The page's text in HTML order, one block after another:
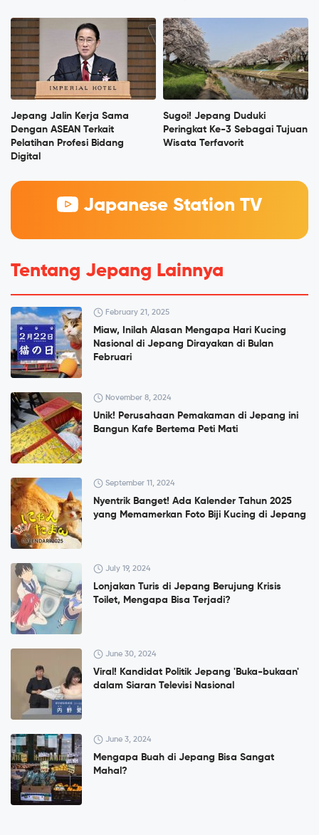
Jepang Jalin Kerja Sama
Dengan ASEAN Terkait
Pelatihan Profesi Bidang
Digital
Sugoi! Jepang Duduki
Peringkat Ke-3 Sebagai Tujuan
Wisata Terfavorit
Japanese Station TV
Tentang Jepang Lainnya
February 21, 2025
Miaw, Inilah Alasan Mengapa Hari Kucing
Nasional di Jepang Dirayakan di Bulan
Februari
November 8, 2024
Unik! Perusahaan Pemakaman di Jepang ini
Bangun Kafe Bertema Peti Mati
September 11, 2024
Nyentrik Banget! Ada Kalender Tahun 2025
yang Memamerkan Foto Biji Kucing di Jepang
July 19, 2024
Lonjakan Turis di Jepang Berujung Krisis
Toilet, Mengapa Bisa Terjadi?
June 30, 2024
Viral! Kandidat Politik Jepang 'Buka-bukaan'
dalam Siaran Televisi Nasional
June 3, 2024
Mengapa Buah di Jepang Bisa Sangat
Mahal?